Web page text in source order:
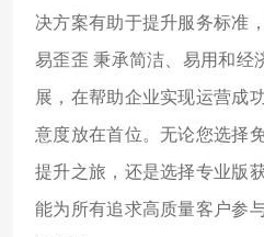
决方案有助于提升服务标准
易歪歪 秉承简洁、易用和经
展，在帮助企业实现运营成
意度放在首位。无论您选择
提升之旅，还是选择专业版
能为所有追求高质量客户参